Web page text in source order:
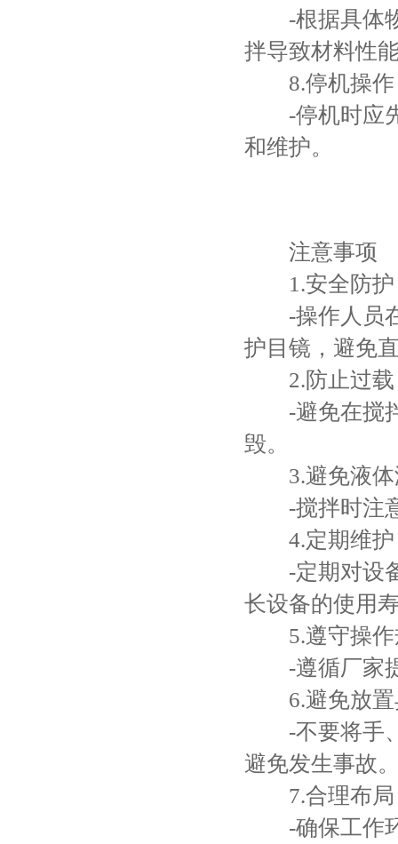
-根据具体物
拌导致材料性
8.停机操作
-停机时应先
和维护。
注意事项
1.安全防护
-操作人员在
护目镜，避免
2.防止过载
-避免在搅拌
毁。
3.避免液体
-搅拌时注意
4.定期维护
-定期对设备
长设备的使用
5.遵守操作
-遵循厂家提
6.避免放置
-不要将手、
避免发生事故
7.合理布局
-确保工作环